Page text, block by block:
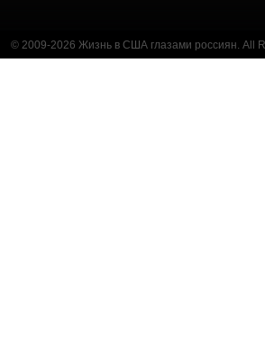
© 2009-2026 Жизнь в США глазами россиян. All